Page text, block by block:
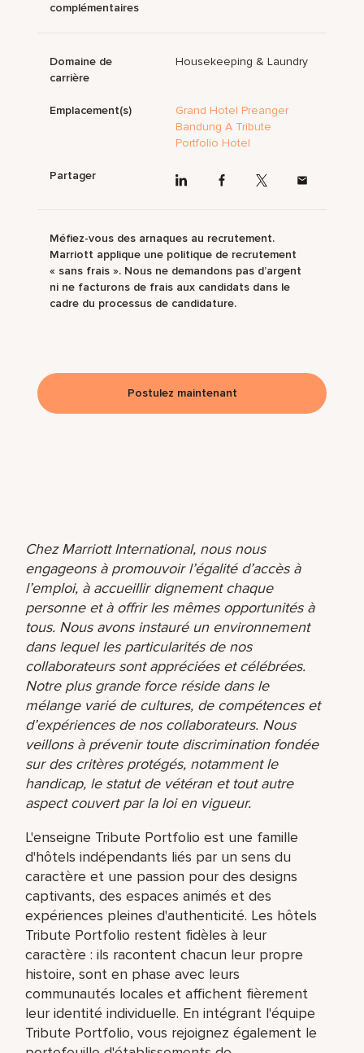
Chez Marriott International, nous nous
engageons à promouvoir l’égalité d’accès à
l’emploi, à accueillir dignement chaque
personne et à offrir les mêmes opportunités à
tous. Nous avons instauré un environnement
dans lequel les particularités de nos
collaborateurs sont appréciées et célébrées.
Notre plus grande force réside dans le
mélange varié de cultures, de compétences et
d’expériences de nos collaborateurs. Nous
veillons à prévenir toute discrimination fondée
sur des critères protégés, notamment le
handicap, le statut de vétéran et tout autre
aspect couvert par la loi en vigueur.
L'enseigne Tribute Portfolio est une famille
d'hôtels indépendants liés par un sens du
caractère et une passion pour des designs
captivants, des espaces animés et des
expériences pleines d'authenticité. Les hôtels
Tribute Portfolio restent fidèles à leur
caractère : ils racontent chacun leur propre
histoire, sont en phase avec leurs
communautés locales et affichent fièrement
leur identité individuelle. En intégrant l'équipe
Tribute Portfolio, vous rejoignez également le
complémentaires
Domaine de
carrière
Housekeeping & Laundry
Emplacement(s)
Grand Hotel Preanger
Bandung A Tribute
Portfolio Hotel
Partager
Méfiez-vous des arnaques au recrutement.
Marriott applique une politique de recrutement
« sans frais ». Nous ne demandons pas d’argent
ni ne facturons de frais aux candidats dans le
cadre du processus de candidature.
Postulez maintenant